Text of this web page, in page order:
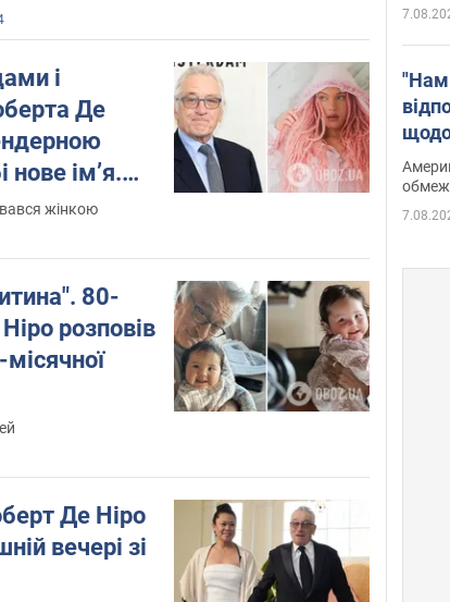
і
Де
нове імʼя.
жінкою
80-
розповів
Де Ніро
вечері зі
"Нам
щодо